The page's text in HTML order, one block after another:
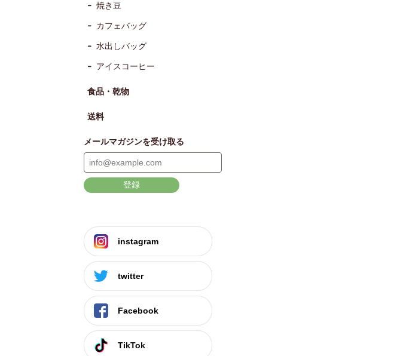
焼き豆
カフェバッグ
水出しバッグ
アイスコーヒー
食品・乾物
送料
メールマガジンを受け取る
登録
instagram
twitter
Facebook
TikTok